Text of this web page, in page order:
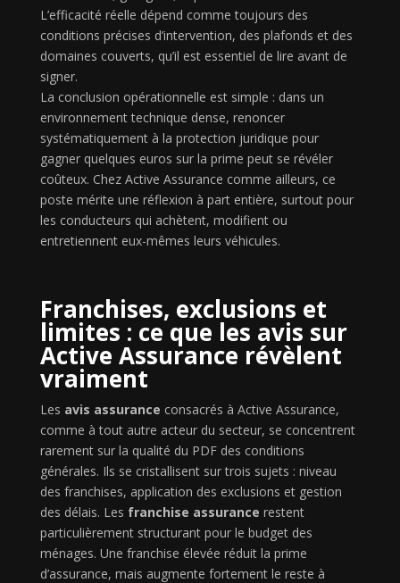
L’efficacité réelle dépend comme toujours des
conditions précises d’intervention, des plafonds et des
domaines couverts, qu’il est essentiel de lire avant de
signer.
La conclusion opérationnelle est simple : dans un
environnement technique dense, renoncer
systématiquement à la protection juridique pour
gagner quelques euros sur la prime peut se révéler
coûteux. Chez Active Assurance comme ailleurs, ce
poste mérite une réflexion à part entière, surtout pour
les conducteurs qui achètent, modifient ou
entretiennent eux-mêmes leurs véhicules.
Franchises, exclusions et
limites : ce que les avis sur
Active Assurance révèlent
vraiment
Les avis assurance consacrés à Active Assurance,
comme à tout autre acteur du secteur, se concentrent
rarement sur la qualité du PDF des conditions
générales. Ils se cristallisent sur trois sujets : niveau
des franchises, application des exclusions et gestion
des délais. Les franchise assurance restent
particulièrement structurant pour le budget des
ménages. Une franchise élevée réduit la prime
d’assurance, mais augmente fortement le reste à